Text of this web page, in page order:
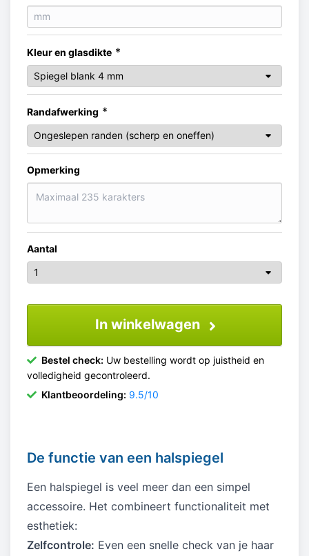
Kleur en glasdikte *
Randafwerking *
Opmerking
Aantal
In winkelwagen
Bestel check: Uw bestelling wordt op juistheid en
volledigheid gecontroleerd.
Klantbeoordeling: 9.5/10
De functie van een halspiegel
Een halspiegel is veel meer dan een simpel
accessoire. Het combineert functionaliteit met
esthetiek:
Zelfcontrole: Even een snelle check van je haar